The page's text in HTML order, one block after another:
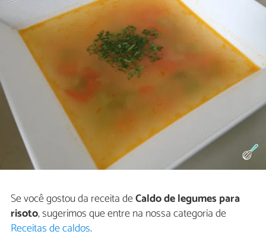
Se você gostou da receita deCaldo de legumes para
risoto, sugerimos que entre na nossa categoria de
Receitas de caldos.